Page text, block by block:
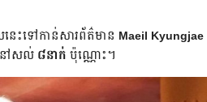
េះទៅកាន់សារព័ត៌មាន Maeil Kyungjae
នៅសល់ ៨​នាក់ ប៉ុណ្ណោះ។